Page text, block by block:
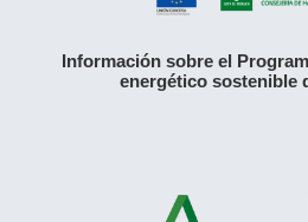
Información sobre el
energético sostenible